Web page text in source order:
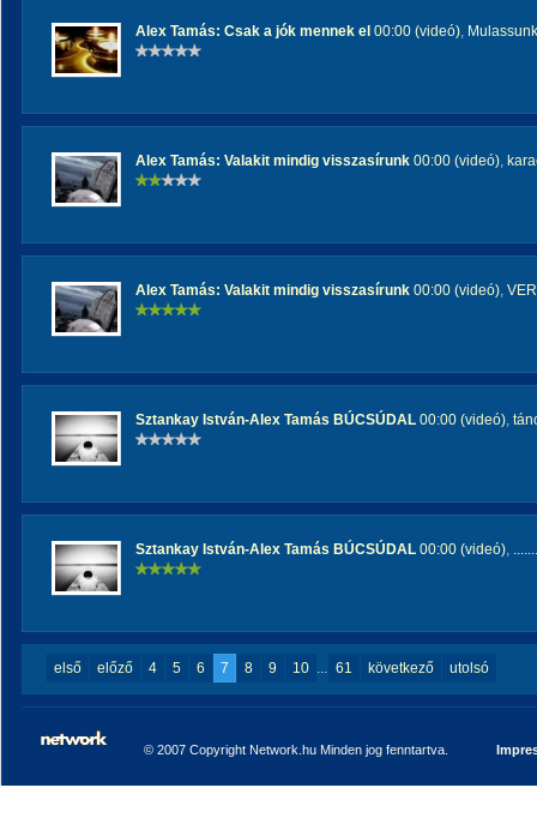
Alex Tamás: Csak a jók mennek el 00:00 (videó),
Alex Tamás: Valakit mindig visszasírunk 00:00 (videó),
Alex Tamás: Valakit mindig visszasírunk 00:00 (videó),
Sztankay István-Alex Tamás BÚCSÚDAL 00:00 (videó),
Sztankay István-Alex Tamás BÚCSÚDAL 00:00 (videó),
első előző 4 5 6 7 8 9 10 ... 61 következő utolsó
© 2007 Copyright Network.hu Minden jog fenntartva.